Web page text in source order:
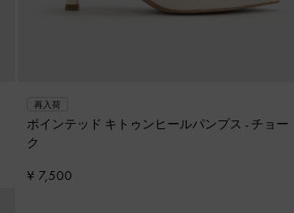
再入荷
ポインテッド キトゥンヒールパンプス - チョー
ク
¥ 7,500